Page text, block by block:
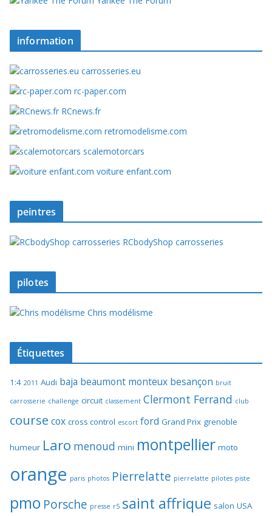
information
carrosseries.eu
rc-paper.com
RCnews.fr
retromodelisme.com
scalemotorcars
voiture enfant.com
peintres
RCbodyShop carrosseries
pilotes
Chris modélisme
Étiquettes
1:4 2011 Audi baja beaumont monteux besançon bruit
carrosserie challenge circuit classement Clermont Ferrand club
course cox cross control escort ford Grand Prix grenoble
humeur Laro menoud mini montpellier moto
orange paris photos Pierrelatte pierrelatte pilotes piste
pmo Porsche presse r5 saint affrique salon USA